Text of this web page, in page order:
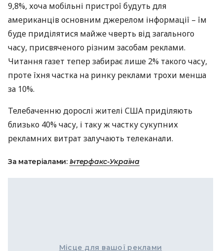
9,8%, хоча мобільні пристрої будуть для
американців основним джерелом інформації – їм
буде приділятися майже чверть від загального
часу, присвяченого різним засобам реклами.
Читання газет тепер забирає лише 2% такого часу,
проте їхня частка на ринку реклами трохи менша
за 10%.
Телебаченню дорослі жителі США приділяють
близько 40% часу, і таку ж частку сукупних
рекламних витрат залучають телеканали.
За матеріалами: Інтерфакс-Україна
Місце для вашої реклами